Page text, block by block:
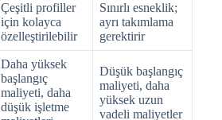
Çeşitli profiller
için kolayca
özelleştirilebilir
Sınırlı esneklik;
ayrı takımlama
gerektirir
Daha yüksek
başlangıç
maliyeti, daha
düşük işletme
Düşük başlangıç
maliyeti, daha
yüksek uzun
vadeli maliyetler